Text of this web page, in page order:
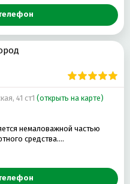
41 ст1 (открыть на карте)
немаловажной частью
средства.…